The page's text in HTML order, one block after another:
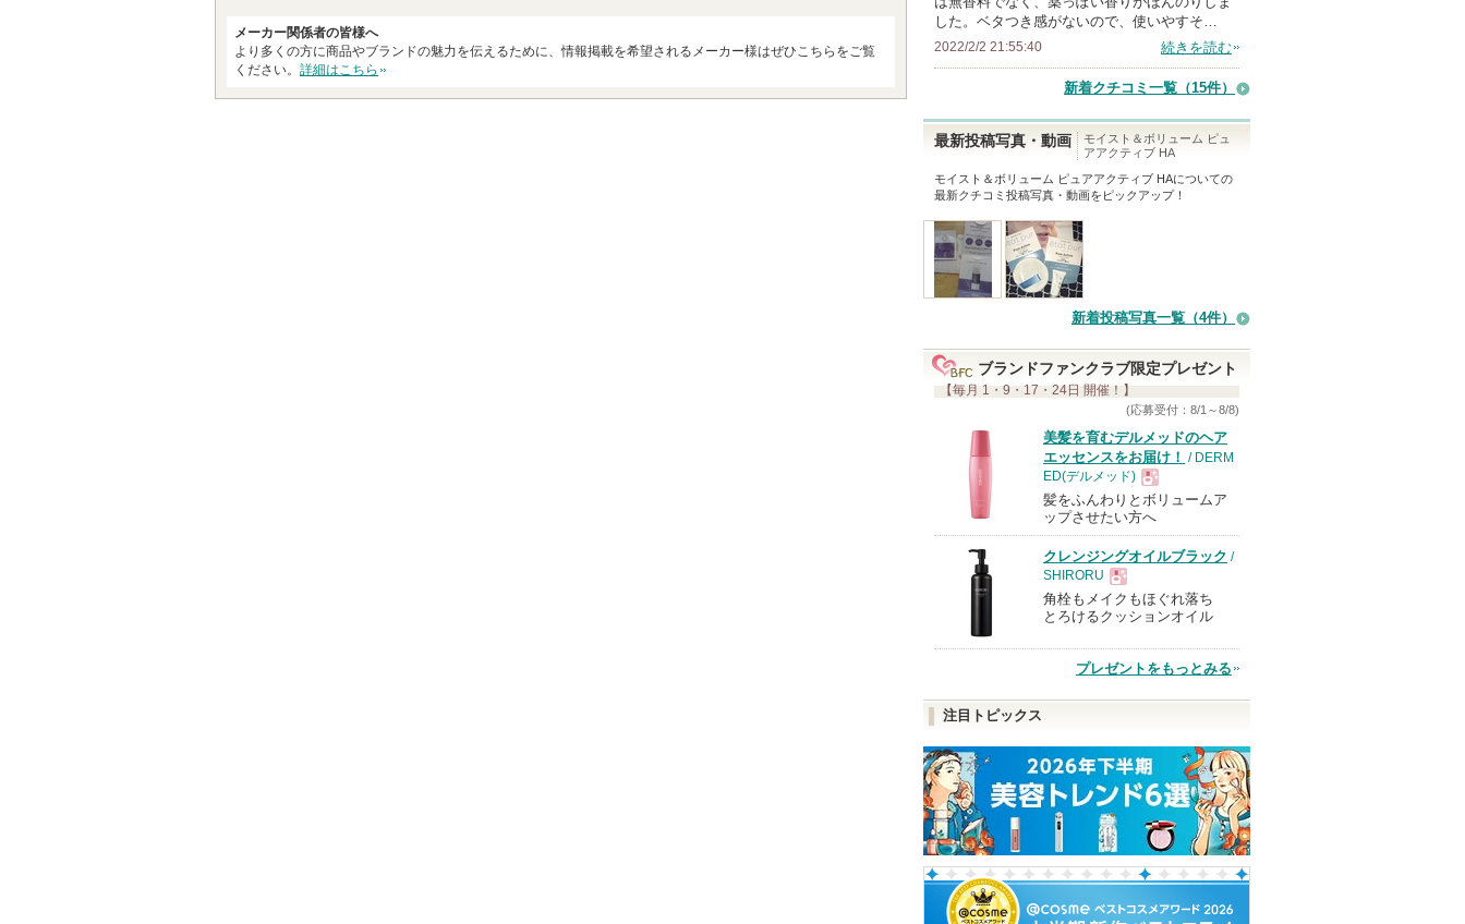
メーカー関係者の皆様へ
より多くの方に商品やブランドの魅力を伝えるために、情報掲載を希望されるメーカー様はぜひこちらをご覧
ください。 詳細はこちら
ー
お
に
り
録
さ
れ
ま
す
した。ベタつき感がないので、使いやすそ…
2022/2/2 21:55:40 続きを読む
新着クチコミ一覧 （15件）
最新投稿写真・動画
モイスト＆ボリューム ピュ
アアクティブ HA
モイスト＆ボリューム ピュアアクティブ HAについての
最新クチコミ投稿写真・動画をピックアップ！
新着投稿写真一覧（4件）
ブランドファンクラブ限定プレゼント
【毎月 1・9・17・24日 開催！】
(応募受付：8/1～8/8)
美髪を育むデルメッドのヘア
エッセンスをお届け！ / DERM
ED(デルメッド)
現
品
髪をふんわりとボリュームア
ップさせたい方へ
クレンジングオイルブラック /
SHIRORU
現
品
角栓もメイクもほぐれ落ち
とろけるクッションオイル
プレゼントをもっとみる
注目トピックス